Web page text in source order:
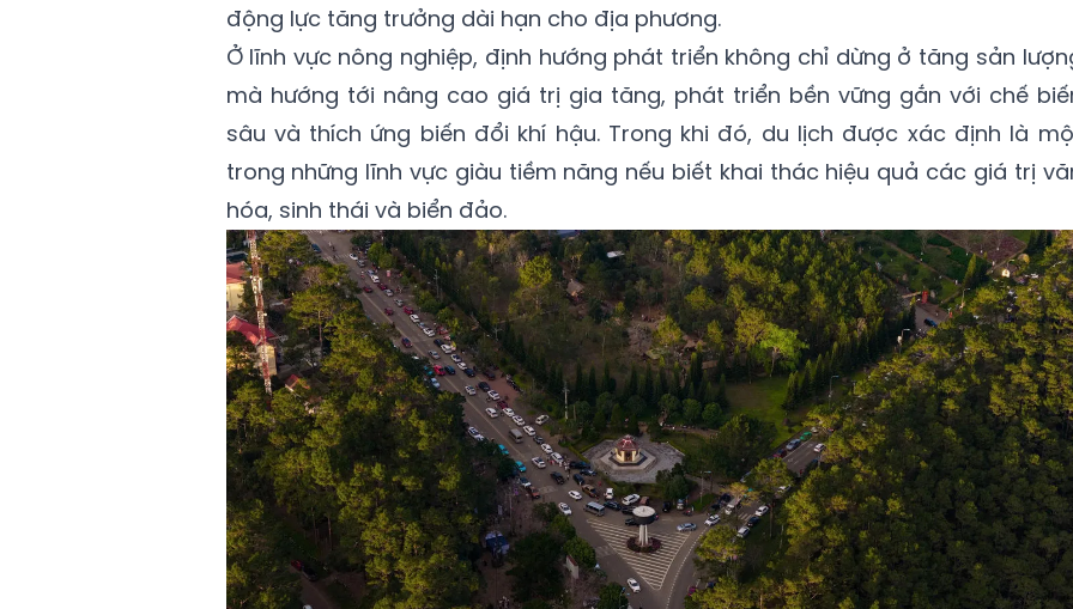
động lực tăng trưởng dài hạn cho địa phương.
Ở lĩnh vực nông nghiệp, định hướng phát triển không chỉ dừng ở tăng sản
mà hướng tới nâng cao giá trị gia tăng, phát triển bền vững gắn với chế
sâu và thích ứng biến đổi khí hậu. Trong khi đó, du lịch được xác định là
trong những lĩnh vực giàu tiềm năng nếu biết khai thác hiệu quả các giá trị
hóa, sinh thái và biển đảo.